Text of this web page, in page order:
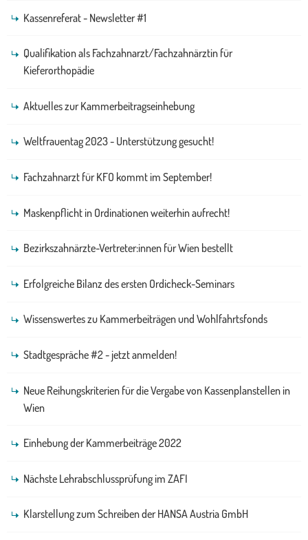
Kassenreferat - Newsletter #1
Qualifikation als Fachzahnarzt/Fachzahnärztin für
Kieferorthopädie
Aktuelles zur Kammerbeitragseinhebung
Weltfrauentag 2023 - Unterstützung gesucht!
Fachzahnarzt für KFO kommt im September!
Maskenpflicht in Ordinationen weiterhin aufrecht!
Bezirkszahnärzte-Vertreter:innen für Wien bestellt
Erfolgreiche Bilanz des ersten Ordicheck-Seminars
Wissenswertes zu Kammerbeiträgen und Wohlfahrtsfonds
Stadtgespräche #2 - jetzt anmelden!
Neue Reihungskriterien für die Vergabe von Kassenplanstellen in
Wien
Einhebung der Kammerbeiträge 2022
Nächste Lehrabschlussprüfung im ZAFI
Klarstellung zum Schreiben der HANSA Austria GmbH